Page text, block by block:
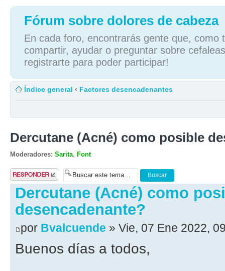
Fórum sobre dolores de cabeza
En cada foro, encontrarás gente que, como
compartir, ayudar o preguntar sobre
registrarte para poder participar!
Índice general ‹ Factores desencadenantes
Dercutane (Acné) como posible
Moderadores: Sarita Font
Publicar una
respuesta
Dercutane (Acné) como
desencadenante?
por Bvalcuende » Vie, 07 Ene 2022,
Buenos días a todos,